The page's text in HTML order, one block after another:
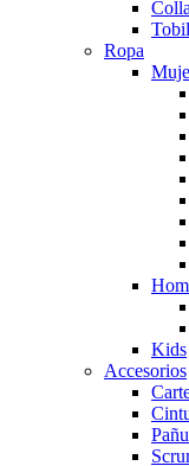
Ropa
Kids
Accesorios